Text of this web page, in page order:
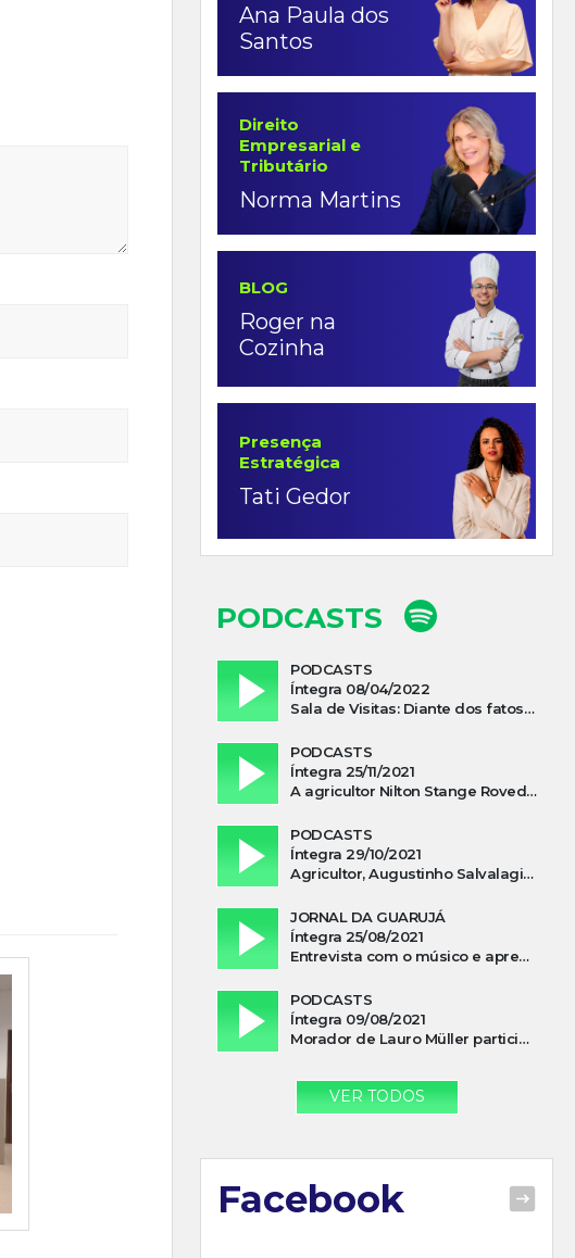
Ana Paula dos
Santos
Direito
Empresarial e
Tributário
Norma Martins
BLOG
Roger na
Cozinha
Presença
Estratégica
Tati Gedor
PODCASTS
PODCASTS
Íntegra 08/04/2022
Sala de Visitas: Diante dos fatos que influenciam a economia o que podemos esperar de 2022
PODCASTS
Íntegra 25/11/2021
A agricultor Nilton Stange Roveda, afirma ter recebido ajuda espiritual durante acidente
PODCASTS
Íntegra 29/10/2021
Agricultor, Augustinho Salvalagio, relata sobre aparição do Cavaleiro Negro no Rio das Furnas
JORNAL DA GUARUJÁ
Íntegra 25/08/2021
Entrevista com o músico e apresentador, Lismael Ferrareis, no Cidade e Campo
PODCASTS
Íntegra 09/08/2021
Morador de Lauro Müller participa de motociata em apoio a Bolsonaro
VER TODOS
Facebook